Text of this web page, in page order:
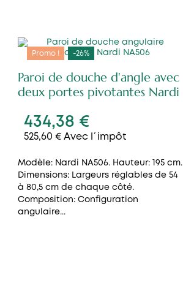
Promo ! -26%
Paroi de douche d'angle avec
deux portes pivotantes Nardi
434,38 €
525,60 € Avec l´impôt
Modèle: Nardi NA506. Hauteur: 195 cm.
Dimensions: Largeurs réglables de 54
à 80,5 cm de chaque côté.
Composition: Configuration
angulaire...